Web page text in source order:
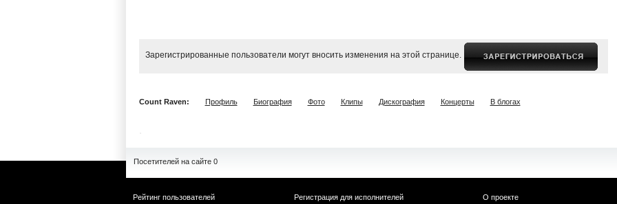
Зарегистрированные пользователи могут вносить изменения на этой странице.
Count Raven: Профиль Биография Фото Клипы Дискография Концерты В блогах
Посетителей на сайте 0
Рейтинг пользователей
Регистрация для исполнителей
О проекте